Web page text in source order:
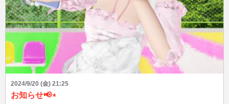
2024/9/20 (金) 21:25
お知らせ📢⋆